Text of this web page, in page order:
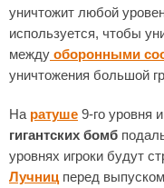
уничтожит любой
используется, чтобы
между оборонными
уничтожения большой
На ратуше 9-го уровня
гигантских бомб
уровнях игроки будут
Лучниц перед выпуском